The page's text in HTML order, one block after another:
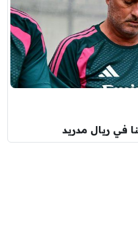
في ريال مدريد